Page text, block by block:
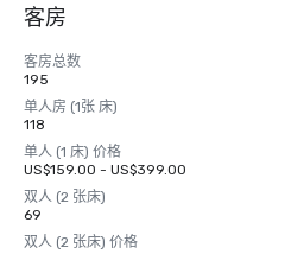
客房
客房总数
195
单人房 (1张 床)
118
单人 (1 床) 价格
US$159.00 - US$399.00
双人 (2 张床)
69
双人 (2 张床) 价格